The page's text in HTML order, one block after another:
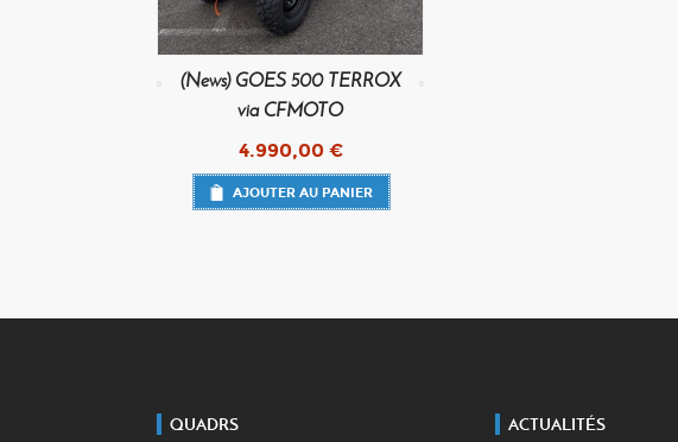
(News) GOES 500 TERROX
via CFMOTO
4.990,00 €
AJOUTER AU PANIER
QUADRS ACTUALITÉS